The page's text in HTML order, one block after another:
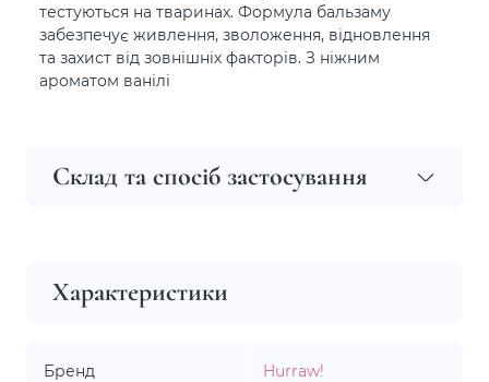
тестуються на тваринах. Формула бальзаму
забезпечує живлення, зволоження, відновлення
та захист від зовнішніх факторів. З ніжним
ароматом ванілі
Склад та спосіб застосування
Характеристики
Бренд Hurraw!